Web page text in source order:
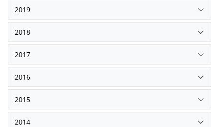
2019
2018
2017
2016
2015
2014